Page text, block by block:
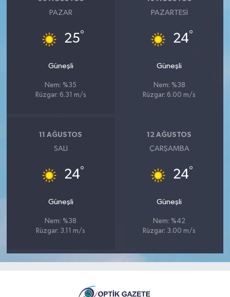
PAZAR
25°
Güneşli
Nem: %35
Rüzgar: 6.31 m/s
PAZARTESI
24°
Güneşli
Nem: %38
Rüzgar: 6.00 m/s
11 AĞUSTOS
SALI
24°
Güneşli
Nem: %38
Rüzgar: 3.11 m/s
12 AĞUSTOS
ÇARŞAMBA
24°
Güneşli
Nem: %42
Rüzgar: 3.00 m/s